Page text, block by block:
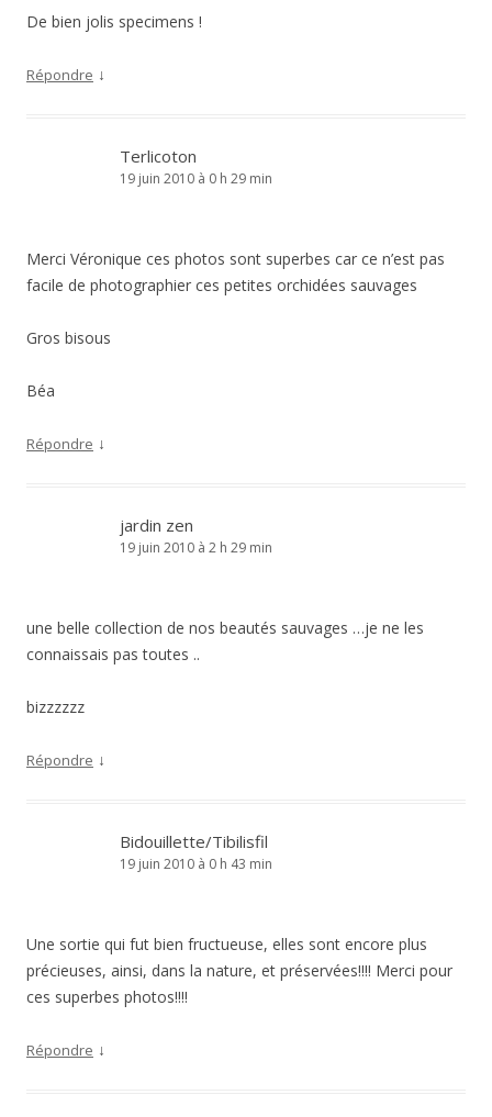
De bien jolis specimens !
Répondre ↓
Terlicoton
19 juin 2010 à 0 h 29 min
Merci Véronique ces photos sont superbes car ce n’est pas
facile de photographier ces petites orchidées sauvages
Gros bisous
Béa
Répondre ↓
jardin zen
19 juin 2010 à 2 h 29 min
une belle collection de nos beautés sauvages …je ne les
connaissais pas toutes ..
bizzzzzz
Répondre ↓
Bidouillette/Tibilisfil
19 juin 2010 à 0 h 43 min
Une sortie qui fut bien fructueuse, elles sont encore plus
précieuses, ainsi, dans la nature, et préservées!!!! Merci pour
ces superbes photos!!!!
Répondre ↓